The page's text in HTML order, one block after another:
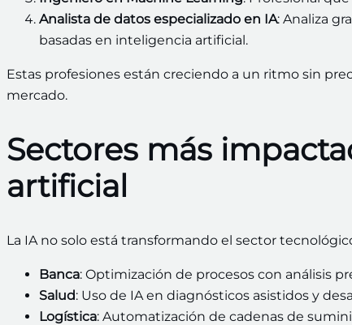
Analista de datos especializado en IA: Analiza
basadas en inteligencia artificial.
Estas profesiones están creciendo a un ritmo sin
mercado.
Sectores más
artificial
La IA no solo está transformando el sector
Banca: Optimización de procesos con análisis
Salud: Uso de IA en diagnósticos asistidos y
Logística: Automatización de cadenas de